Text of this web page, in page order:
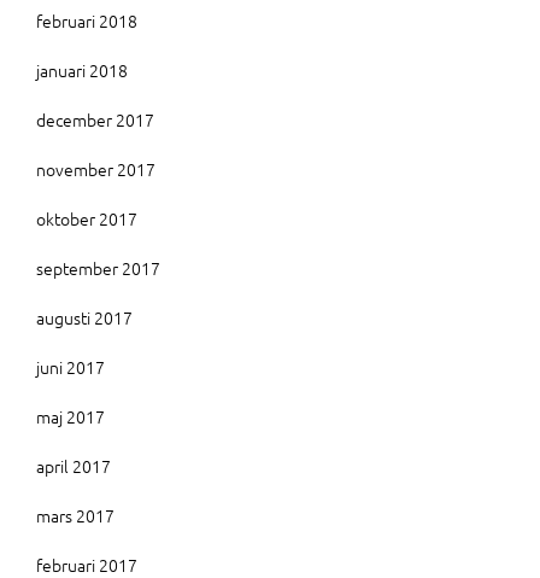
februari 2018
januari 2018
december 2017
november 2017
oktober 2017
september 2017
augusti 2017
juni 2017
maj 2017
april 2017
mars 2017
februari 2017